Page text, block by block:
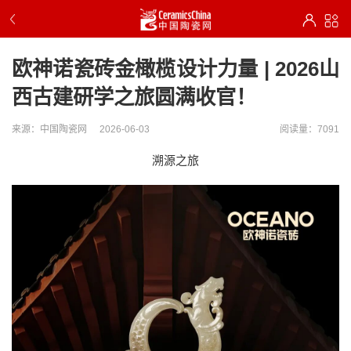
欧神诺瓷砖金橄榄设计力量 | 2026山
西古建研学之旅圆满收官！
来源：中国陶瓷网 2026-06-03 阅读量：7091
溯源之旅